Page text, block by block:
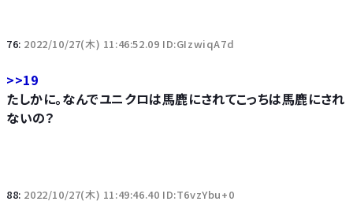
76: 2022/10/27(木) 11:46:52.09 ID:GIzwiqA7d
>>19
たしかに。なんでユニクロは馬鹿にされてこっちは馬鹿にされ
ないの？
88: 2022/10/27(木) 11:49:46.40 ID:T6vzYbu+0